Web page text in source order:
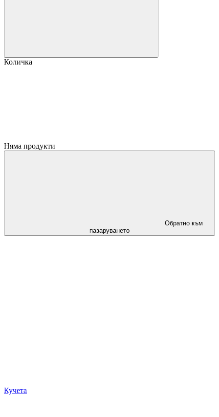
Количка
Няма продукти
Обратно към
пазаруването
Кучета